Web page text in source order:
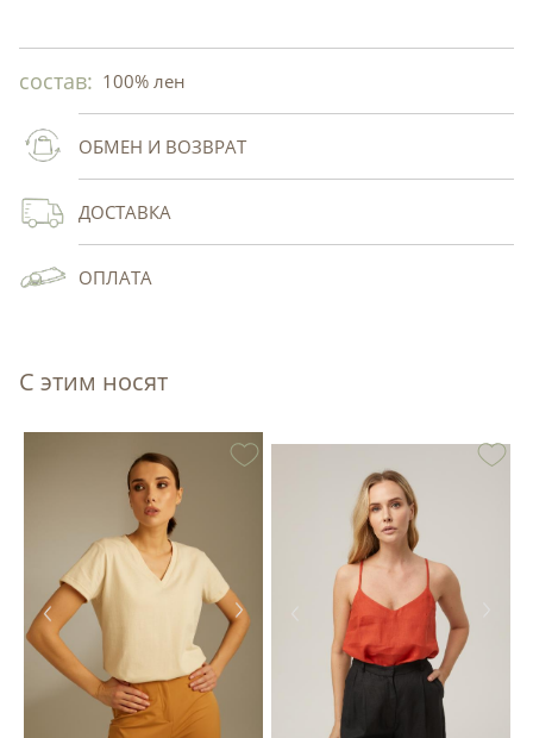
состав: 100% лен
ОБМЕН И ВОЗВРАТ
ДОСТАВКА
ОПЛАТА
С этим носят